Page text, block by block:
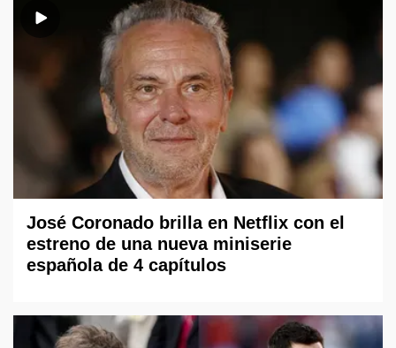
José Coronado brilla en Netflix con el
estreno de una nueva miniserie
española de 4 capítulos